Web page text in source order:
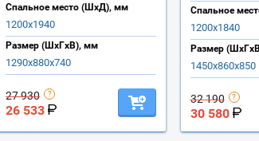
Спальное место (ШхД), мм
1200х1940
Размер (ШхГхВ), мм
1290х880х740
27 930
26 533
Спальное
1200х1840
Размер
1450х860х850
32 190
30 580